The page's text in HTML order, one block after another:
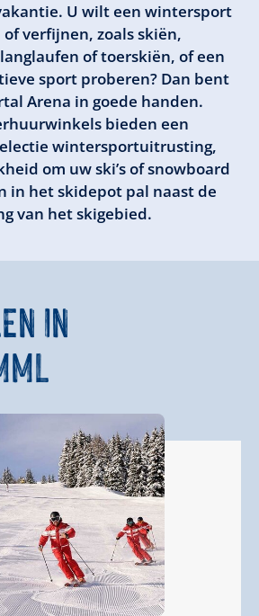
U wilt een wintersport
verfijnen, zoals skiën,
of toerskiën, of een
sport proberen? Dan bent
Arena in goede handen.
bieden een
wintersportuitrusting,
om uw ski’s of snowboard
in het skidepot pal naast de
van het skigebied.
IN